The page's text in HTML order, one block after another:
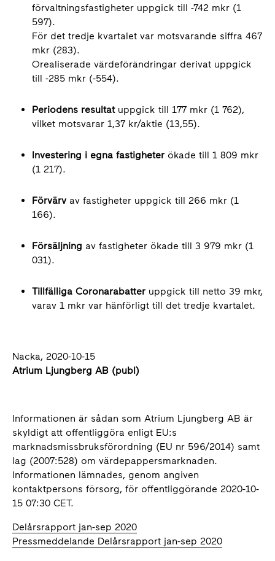
förvaltningsfastigheter uppgick till -742 mkr (1
597).
För det tredje kvartalet var motsvarande siffra 467
mkr (283).
Orealiserade värdeförändringar derivat uppgick
till -285 mkr (-554).
Periodens resultatuppgick till 177 mkr (1 762),
vilket motsvarar 1,37 kr/aktie (13,55).
Investering i egna fastigheter ökade till 1 809 mkr
(1 217).
Förvärv av fastigheter uppgick till 266 mkr (1
166).
Försäljning av fastigheter ökade till 3 979 mkr (1
031).
Tillfälliga Coronarabatter uppgick till netto 39 mkr,
varav 1 mkr var hänförligt till det tredje kvartalet.
Nacka, 2020-10-15
Atrium Ljungberg AB (publ)
Informationen är sådan som Atrium Ljungberg AB är
skyldigt att offentliggöra enligt EU:s
marknadsmissbruksförordning (EU nr 596/2014) samt
lag (2007:528) om värdepappersmarknaden.
Informationen lämnades, genom angiven
kontaktpersons försorg, för offentliggörande 2020-10-
15 07:30 CET.
Delårsrapport jan-sep 2020
Pressmeddelande Delårsrapport jan-sep 2020